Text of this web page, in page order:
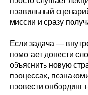
правильный
миссии и сразу
Если задача —
помогает донести
объяснить новую
процессах,
провести онбординг